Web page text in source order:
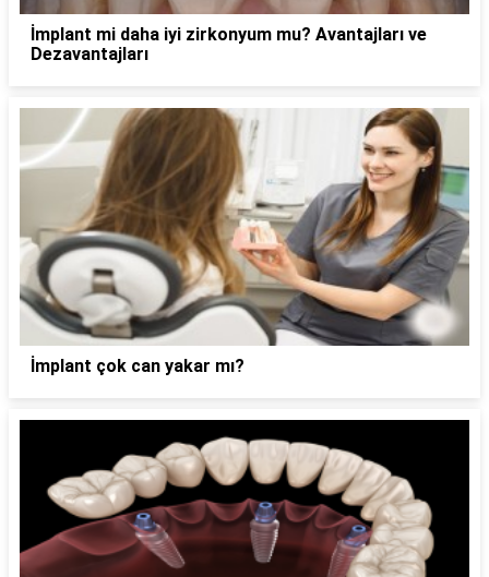
İmplant mi daha iyi zirkonyum mu? Avantajları ve
Dezavantajları
İmplant çok can yakar mı?